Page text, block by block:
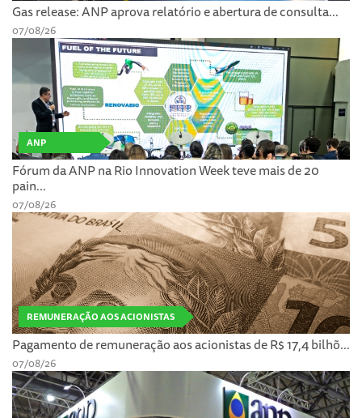
Gas release: ANP aprova relatório e abertura de consulta...
07/08/26
ANP
Fórum da ANP na Rio Innovation Week teve mais de 20
pain...
07/08/26
REMUNERAÇÃO AOS ACIONISTAS
Pagamento de remuneração aos acionistas de R$ 17,4 bilhõ...
07/08/26